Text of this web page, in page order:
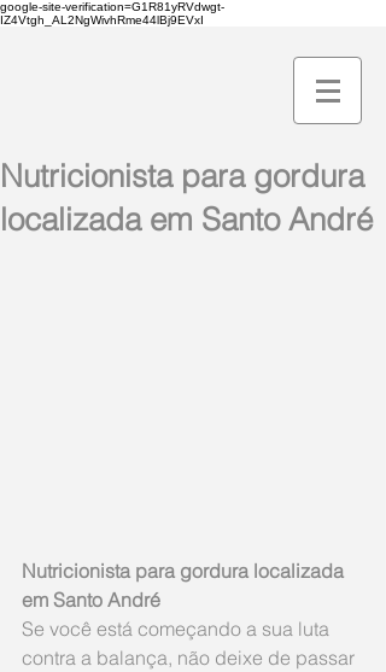
google-site-verification=G1R81yRVdwgt-
IZ4Vtgh_AL2NgWivhRme44lBj9EVxI
Nutricionista para gordura
localizada em Santo André
Nutricionista para gordura localizada
em Santo André
Se você está começando a sua luta
contra a balança, não deixe de passar